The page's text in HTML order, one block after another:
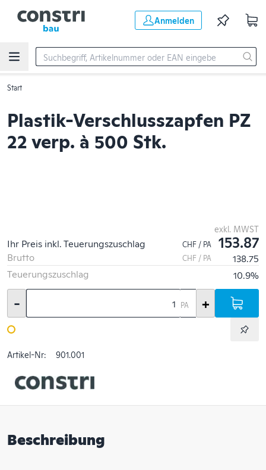
Anmelden
Start
Plastik-Verschlusszapfen PZ
22 verp. à 500 Stk.
exkl. MWST
Ihr Preis inkl. Teuerungszuschlag CHF / PA 153.87
Brutto CHF / PA
138.75
Teuerungszuschlag
10.9%
- PA +
Artikel-Nr: 901.001
Beschreibung